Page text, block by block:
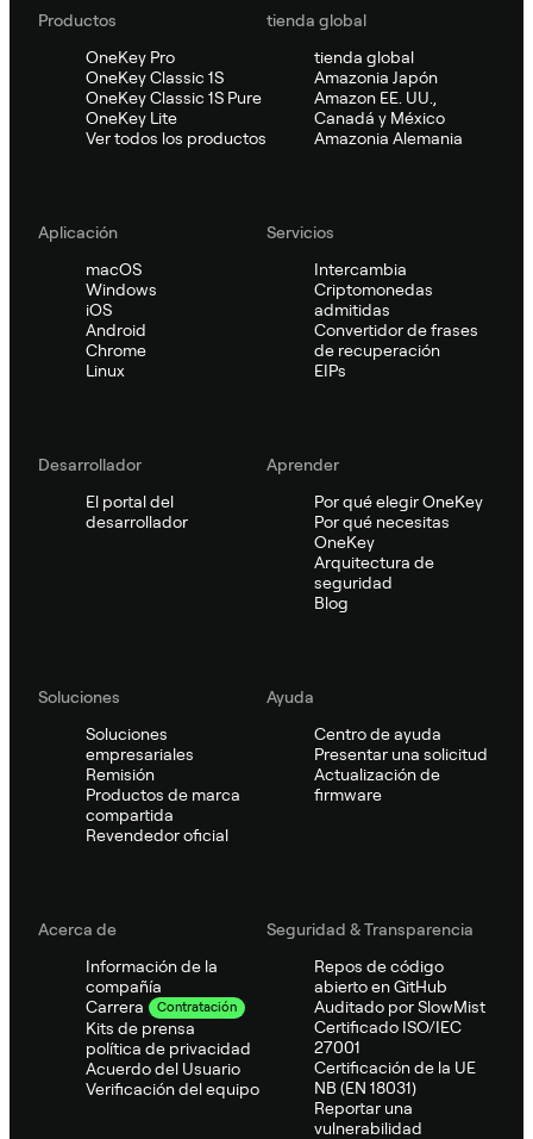
Productos
OneKey Pro
OneKey Classic 1S
OneKey Classic 1S Pure
OneKey Lite
Ver todos los productos
tienda global
tienda global
Amazonia Japón
Amazon EE. UU.,
Canadá y México
Amazonia Alemania
Aplicación
macOS
Windows
iOS
Android
Chrome
Linux
Servicios
Intercambia
Criptomonedas
admitidas
Convertidor de frases
de recuperación
EIPs
Desarrollador
El portal del
desarrollador
Aprender
Por qué elegir OneKey
Por qué necesitas
OneKey
Arquitectura de
seguridad
Blog
Soluciones
Soluciones
empresariales
Remisión
Productos de marca
compartida
Revendedor oficial
Ayuda
Centro de ayuda
Presentar una solicitud
Actualización de
firmware
Acerca de
Información de la
compañía
Carrera
Contratación
Kits de prensa
política de privacidad
Acuerdo del Usuario
Verificación del equipo
Seguridad & Transparencia
Repos de código
abierto en GitHub
Auditado por SlowMist
Certificado ISO/IEC
27001
Certificación de la UE
NB (EN 18031)
Reportar una
vulnerabilidad